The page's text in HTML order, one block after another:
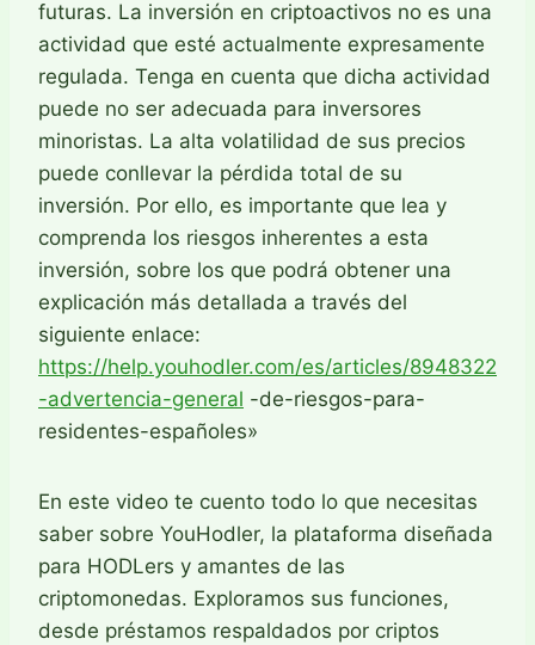
futuras. La inversión en criptoactivos no es una
actividad que esté actualmente expresamente
regulada. Tenga en cuenta que dicha actividad
puede no ser adecuada para inversores
minoristas. La alta volatilidad de sus precios
puede conllevar la pérdida total de su
inversión. Por ello, es importante que lea y
comprenda los riesgos inherentes a esta
inversión, sobre los que podrá obtener una
explicación más detallada a través del
siguiente enlace:
https://help.youhodler.com/es/articles/8948322
-advertencia-general -de-riesgos-para-
residentes-españoles»
En este video te cuento todo lo que necesitas
saber sobre YouHodler, la plataforma diseñada
para HODLers y amantes de las
criptomonedas. Exploramos sus funciones,
desde préstamos respaldados por criptos